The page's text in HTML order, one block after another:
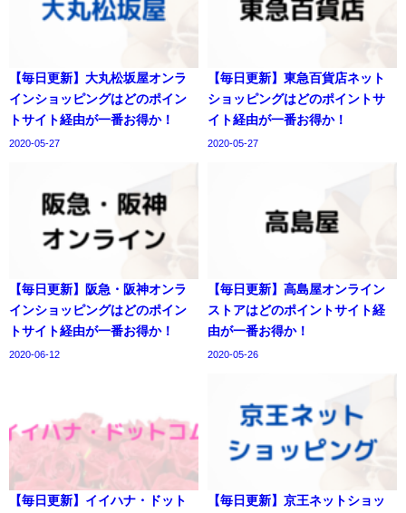
【毎日更新】大丸松坂屋オンラ
インショッピングはどのポイン
トサイト経由が一番お得か！
2020-05-27
【毎日更新】東急百貨店ネット
ショッピングはどのポイントサ
イト経由が一番お得か！
2020-05-27
【毎日更新】阪急・阪神オンラ
インショッピングはどのポイン
トサイト経由が一番お得か！
2020-06-12
【毎日更新】高島屋オンライン
ストアはどのポイントサイト経
由が一番お得か！
2020-05-26
【毎日更新】イイハナ・ドット
【毎日更新】京王ネットショッ